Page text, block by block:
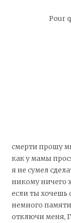
Pour
смерти прошу
как у мамы
я не сумел
никому ничего
если ты хочешь
немного
отключи меня,